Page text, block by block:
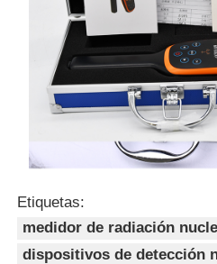
portátil
normal,
reconocer
Prueba:CE
,CMA,
9001
Etiquetas:
medidor de radiación
dispositivos de detección